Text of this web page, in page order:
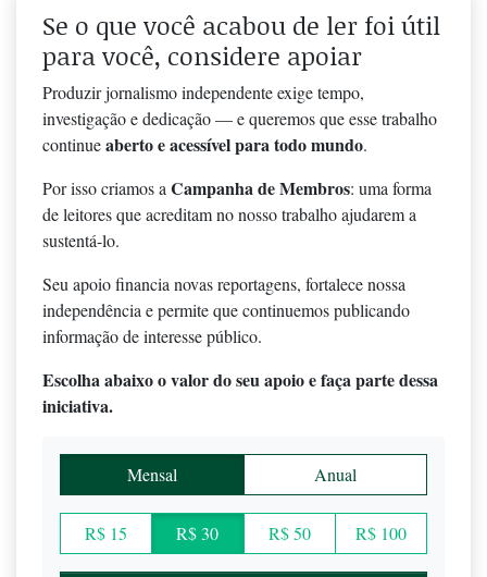
Se o que você acabou de ler foi útil
para você, considere apoiar
Produzir jornalismo independente exige tempo,
investigação e dedicação — e queremos que esse trabalho
continueaberto e acessível para todo mundo.
Por isso criamos aCampanha de Membros: uma forma
de leitores que acreditam no nosso trabalho ajudarem a
sustentá-lo.
Seu apoio financia novas reportagens, fortalece nossa
independência e permite que continuemos publicando
informação de interesse público.
Escolha abaixo o valor do seu apoio e faça parte dessa
iniciativa.
Mensal Anual
R$ 15 R$ 30 R$ 50 R$ 100